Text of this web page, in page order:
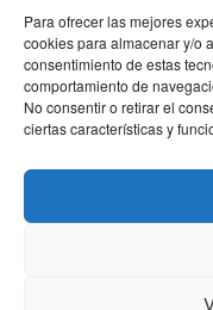
Para ofrecer las mejores
cookies para almacenar y/o
consentimiento de estas
comportamiento de
No consentir o retirar el
ciertas características y
proyecto PS4 python
raspbian review
tecnológica
transmissiontutorial